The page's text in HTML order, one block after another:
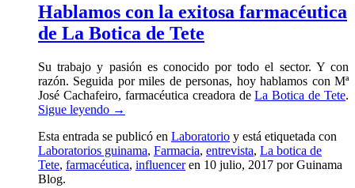
Hablamos con la exitosa farmacéutica
de La Botica de Tete
Su trabajo y pasión es conocido por todo el sector. Y con
razón. Seguida por miles de personas, hoy hablamos con Mª
José Cachafeiro, farmacéutica creadora deLa Botica de Tete.
Sigue leyendo →
Esta entrada se publicó en Laboratorio y está etiquetada con
Laboratorios guinama, Farmacia, entrevista, La botica de
Tete, farmacéutica, influenceren 10 julio, 2017 por Guinama
Blog.